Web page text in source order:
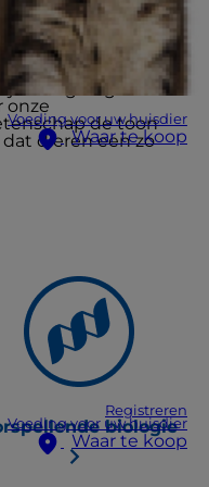
Voeding voor uw huisdier
Waar te koop
Registreren
Voeding voor uw huisdier
Waar te koop
die je huisdier
beste manier is
zorg te geven.
onze
de toon
dieren een zo
biologie